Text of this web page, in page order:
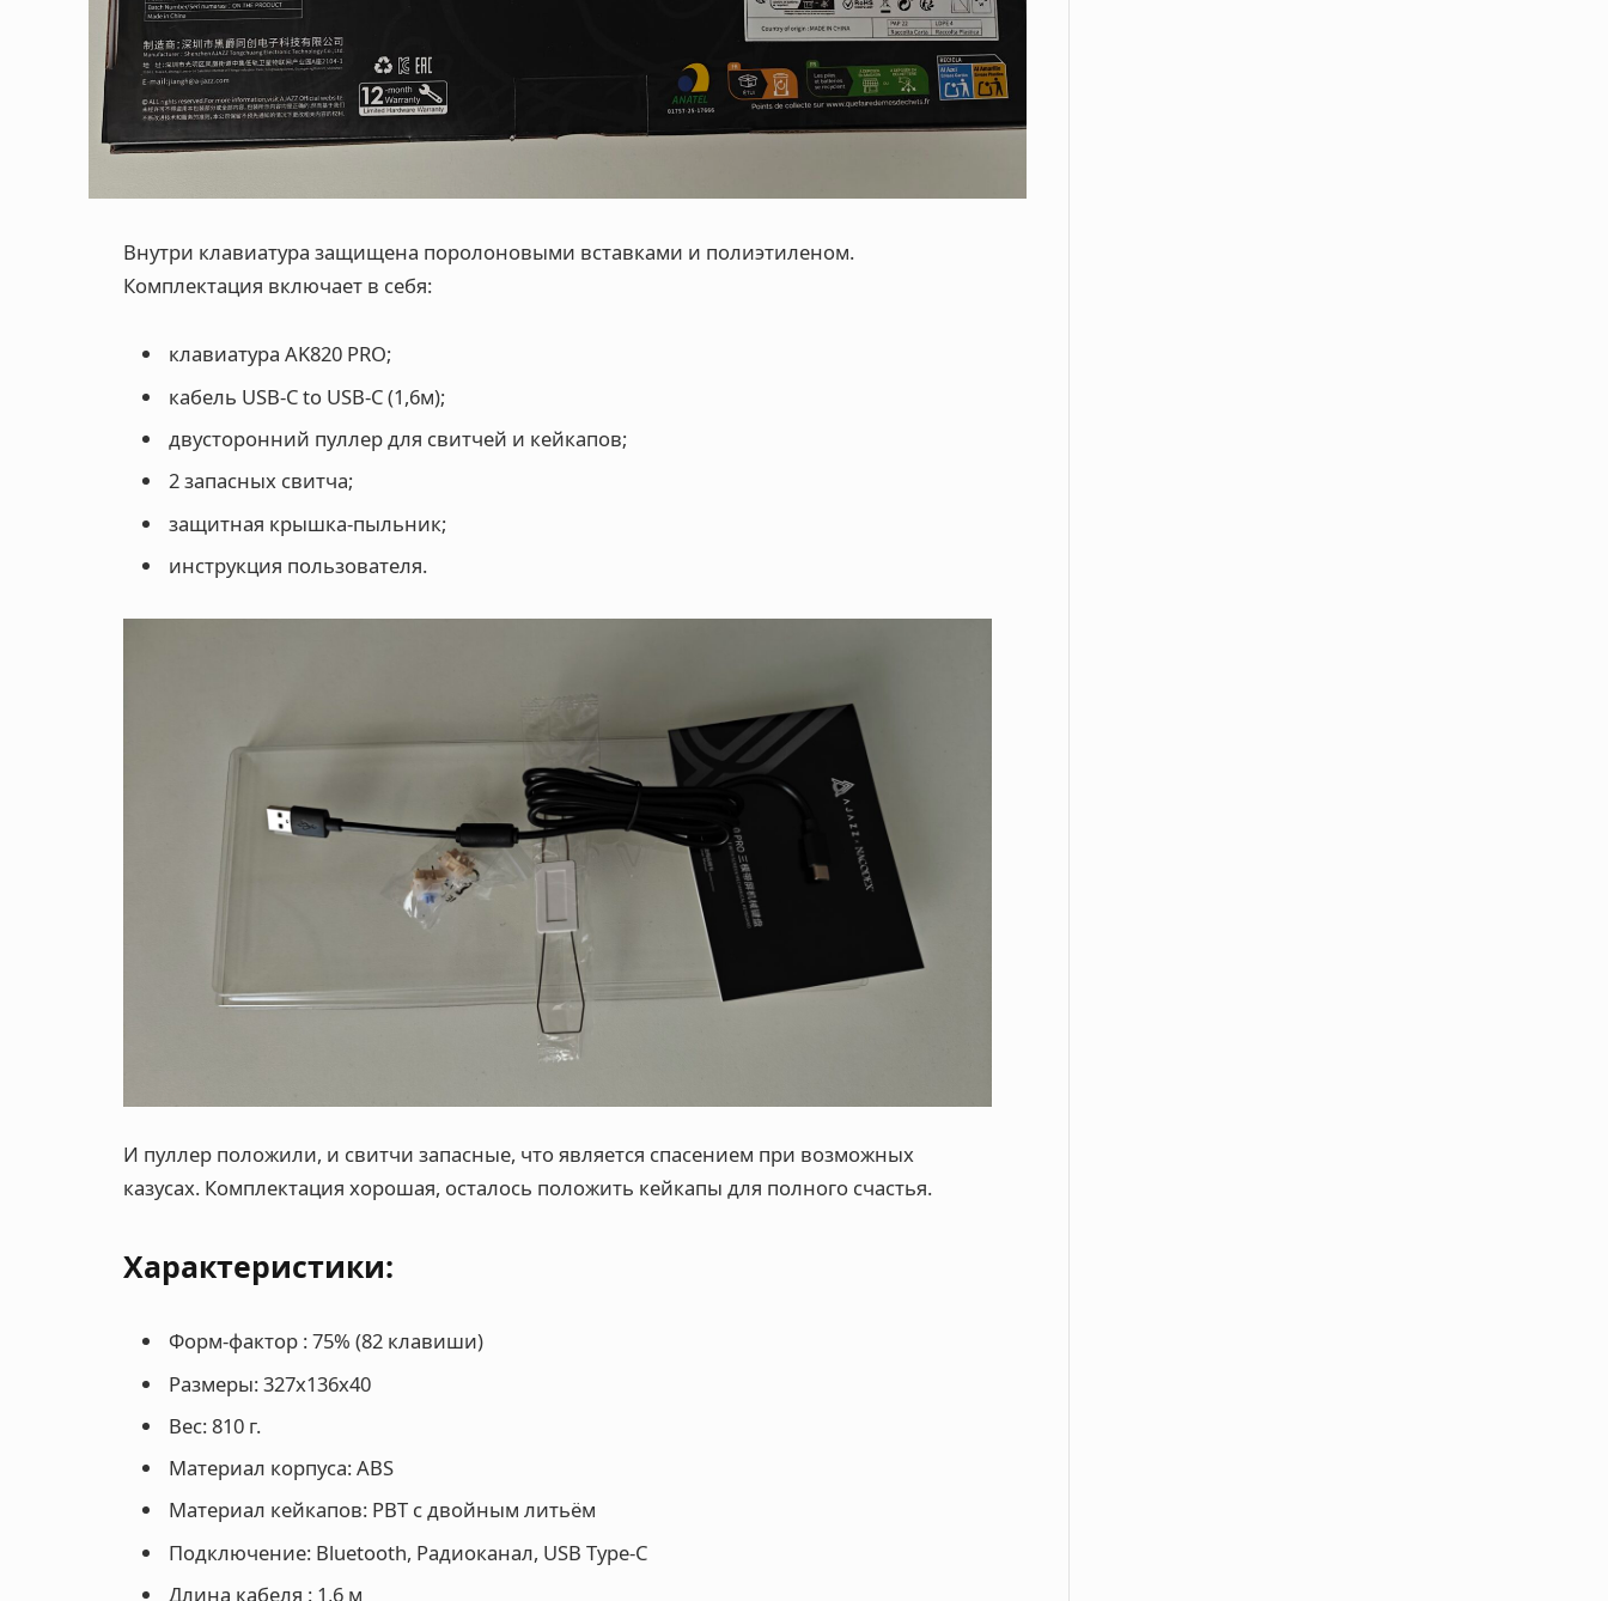
Внутри клавиатура защищена поролоновыми вставками и полиэтиленом.
Комплектация включает в себя:
клавиатура AK820 PRO;
кабель USB-C to USB-C (1,6м);
двусторонний пуллер для свитчей и кейкапов;
2 запасных свитча;
защитная крышка-пыльник;
инструкция пользователя.
И пуллер положили, и свитчи запасные, что является спасением при возможных
казусах. Комплектация хорошая, осталось положить кейкапы для полного счастья.
Характеристики:
Форм-фактор : 75% (82 клавиши)
Размеры: 327x136x40
Вес: 810 г.
Материал корпуса: ABS
Материал кейкапов: PBT с двойным литьём
Подключение: Bluetooth, Радиоканал, USB Type-C
Длина кабеля : 1,6 м